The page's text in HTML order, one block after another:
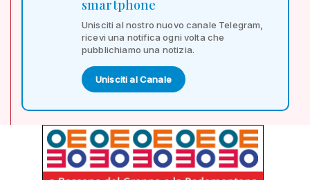
smartphone
Unisciti al nostro nuovo canale Telegram,
ricevi una notifica ogni volta che
pubblichiamo una notizia.
Unisciti al Canale